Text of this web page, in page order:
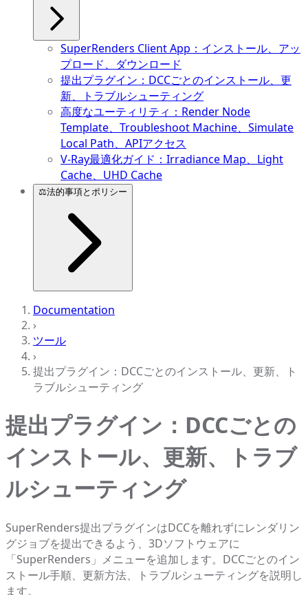
SuperRenders Client App：インストール、アッ
プロード、ダウンロード
提出プラグイン：DCCごとのインストール、更
新、トラブルシューティング
高度なユーティリティ：Render Node
Template、Troubleshoot Machine、Simulate
Local Path、APIアクセス
V-Ray最適化ガイド：Irradiance Map、Light
Cache、UHD Cache
⚖️法的事項とポリシー
Documentation
›
ツール
›
提出プラグイン：DCCごとのインストール、更新、ト
ラブルシューティング
提出プラグイン：DCCごとの
インストール、更新、トラブ
ルシューティング
SuperRenders提出プラグインはDCCを離れずにレンダリン
グジョブを提出できるよう、3Dソフトウェアに
「SuperRenders」メニューを追加します。DCCごとのイン
ストール手順、更新方法、トラブルシューティングを説明し
ます。